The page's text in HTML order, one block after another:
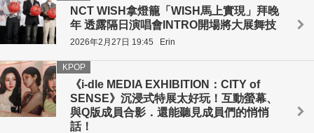
NCT WISH拿燈籠「WISH馬上實現」拜晚
年 透露隔日演唱會INTRO開場將大展舞技
2026年2月27日 19:45 Erin
《i-dle MEDIA EXHIBITION：CITY of
SENSE》沉浸式特展太好玩！互動螢幕、
與Q版成員合影．還能聽見成員們的悄悄
話！
KPOP